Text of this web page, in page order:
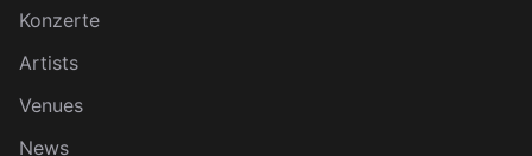
Konzerte
Artists
Venues
News